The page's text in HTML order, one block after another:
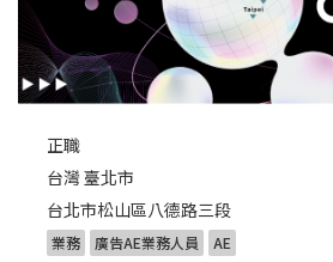
正職
台灣 臺北市
台北市松山區八德路三段
業務 廣告AE業務人員 AE